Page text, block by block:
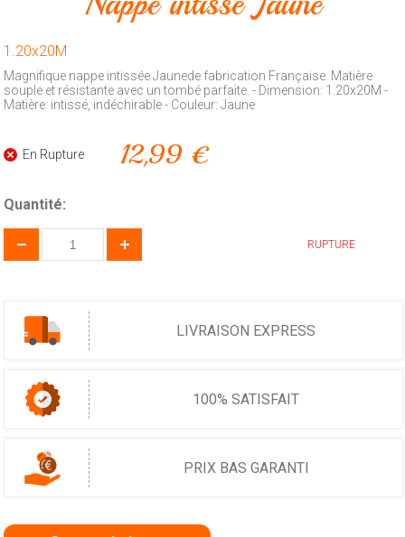
Outillage
Produits
ménagers
d'artifice
CONTACT
1.20x20M
Magnifique nappe intissée Jaunede fabrication Française. Matière
souple et résistante avec un tombé parfaite. - Dimension: 1.20x20M -
Matière: intissé, indéchirable - Couleur: Jaune
En Rupture 12,99 €
Quantité:
RUPTURE
LIVRAISON EXPRESS
100% SATISFAIT
PRIX BAS GARANTI